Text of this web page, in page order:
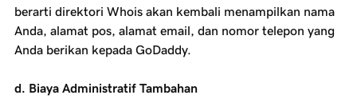
berarti direktori Whois akan kembali menampilkan nama
Anda, alamat pos, alamat email, dan nomor telepon yang
Anda berikan kepada GoDaddy.
d. Biaya Administratif Tambahan